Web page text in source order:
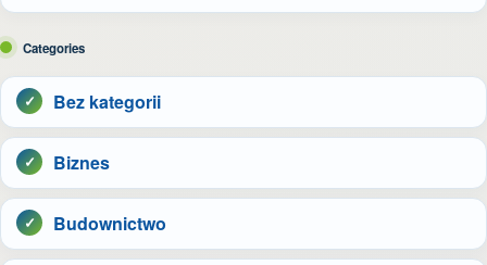
Categories
Bez kategorii
Biznes
Budownictwo